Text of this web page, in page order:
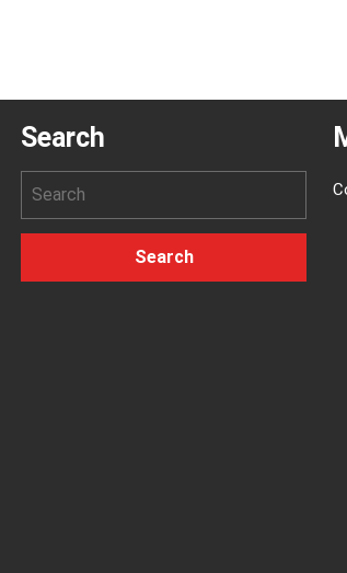
Search